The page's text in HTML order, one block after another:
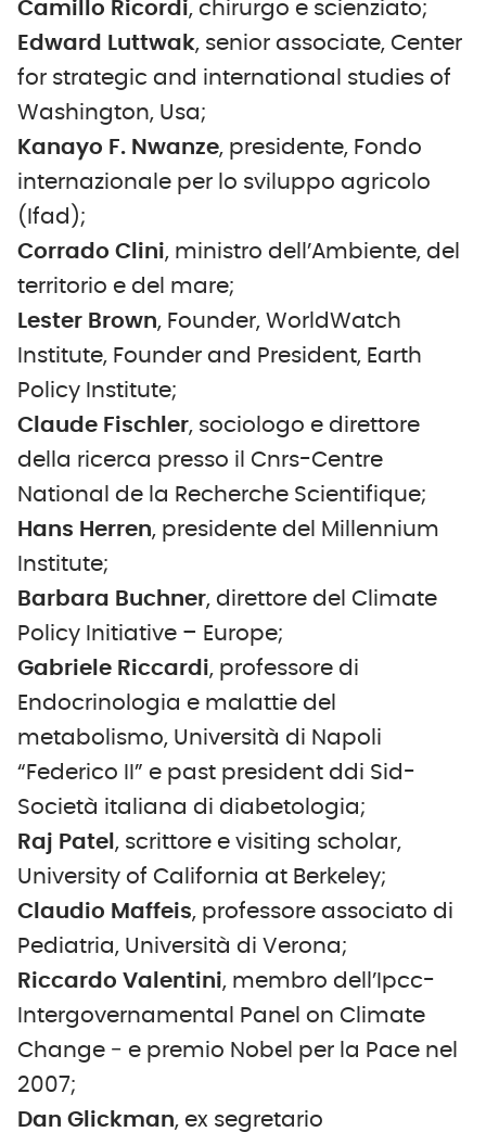
Camillo Ricordi, chirurgo e scienziato;
Edward Luttwak, senior associate, Center
for strategic and international studies of
Washington, Usa;
Kanayo F. Nwanze, presidente, Fondo
internazionale per lo sviluppo agricolo
(Ifad);
Corrado Clini, ministro dell’Ambiente, del
territorio e del mare;
Lester Brown, Founder, WorldWatch
Institute, Founder and President, Earth
Policy Institute;
Claude Fischler, sociologo e direttore
della ricerca presso il Cnrs-Centre
National de la Recherche Scientifique;
Hans Herren, presidente del Millennium
Institute;
Barbara Buchner, direttore del Climate
Policy Initiative – Europe;
Gabriele Riccardi, professore di
Endocrinologia e malattie del
metabolismo, Università di Napoli
“Federico II” e past president ddi Sid-
Società italiana di diabetologia;
Raj Patel , scrittore e visiting scholar,
University of California at Berkeley;
Claudio Maffeis, professore associato di
Pediatria, Università di Verona;
Riccardo Valentini, membro dell’Ipcc-
Intergovernamental Panel on Climate
Change ‐ e premio Nobel per la Pace nel
2007;
Dan Glickman, ex segretario